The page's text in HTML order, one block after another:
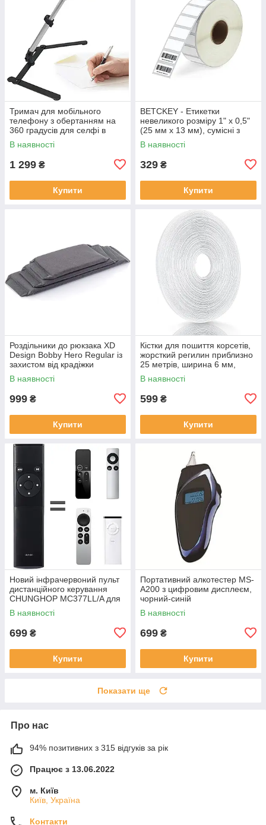
Тримач для мобільного
телефону з обертанням на
360 градусів для селфі в
прямому ефірі
В наявності
1 299 ₴
Купити
BETCKEY - Етикетки
невеликого розміру 1" x 0,5"
(25 мм x 13 мм), сумісні з
принтером етикеток Zebra &
More
В наявності
329 ₴
Купити
Роздільники до рюкзака XD
Design Bobby Hero Regular із
захистом від крадіжки
В наявності
999 ₴
Купити
Кістки для пошиття корсетів,
жорсткий регилин приблизно
25 метрів, ширина 6 мм,
поліестер
В наявності
599 ₴
Купити
Новий інфрачервоний пульт
дистанційного керування
CHUNGHOP MC377LL/A для
Apple 2/3 TV Box A1294
A1156, 2021 TV4 4K, 5th HD,
В наявності
699 ₴
Купити
Портативний алкотестер MS-
A200 з цифровим дисплеєм,
чорний-синій
В наявності
699 ₴
Купити
Показати ще
Про нас
94% позитивних з 315 відгуків за рік
Працює з 13.06.2022
м. Київ
Київ, Україна
Контакти